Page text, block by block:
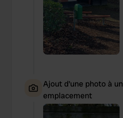
Ajout d'une photo à un
emplacement